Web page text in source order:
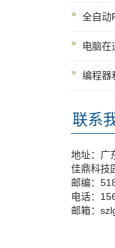
全自动
电脑在
编程器
联系
地址：广
佳鼎科技
邮编：
电话：
邮箱：